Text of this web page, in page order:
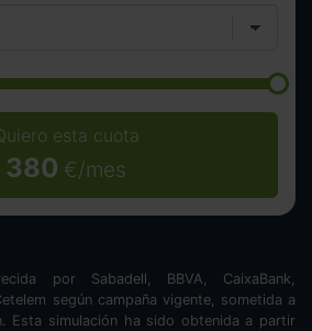
esta cuota
380 €/mes
por Sabadell, BBVA, CaixaBank,
según campaña vigente, sometida a
Esta simulación ha sido obtenida a partir